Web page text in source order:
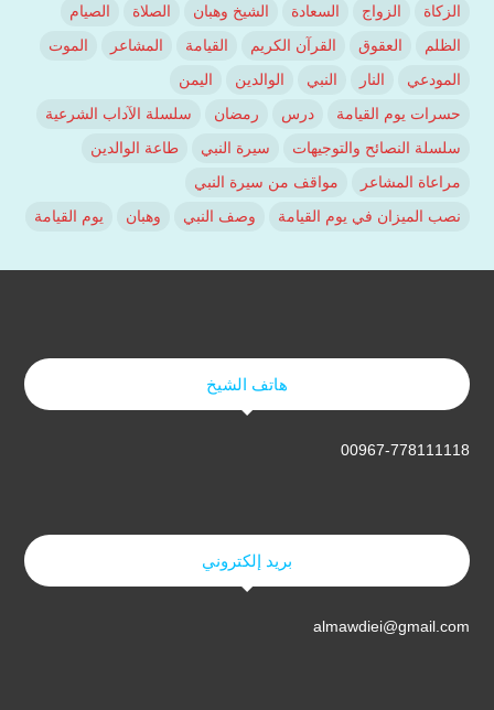
الزكاة
الزواج السعادة الشيخ وهبان الصلاة
الصيام
الظلم
العقوق القرآن الكريم القيامة المشاعر
الموت
المودعي
النار النبي الوالدين
اليمن
حسرات يوم القيامة
درس رمضان
سلسلة الآداب الشرعية
سلسلة النصائح والتوجيهات
سيرة النبي
طاعة الوالدين
مراعاة المشاعر
مواقف من سيرة النبي
نصب الميزان في يوم القيامة
وصف النبي وهبان يوم القيامة
هاتف الشيخ
00967-778111118
بريد إلكتروني
almawdiei@gmail.com